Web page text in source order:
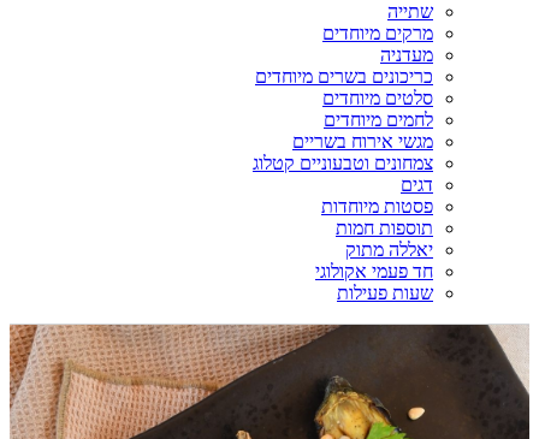
שתייה
מרקים מיוחדים
מעדניה
כריכונים בשרים מיוחדים
סלטים מיוחדים
לחמים מיוחדים
מגשי אירוח בשריים
צמחונים וטבעוניים קטלוג
דגים
פסטות מיוחדות
תוספות חמות
יאללה מתוק
חד פעמי אקולוגי
שעות פעילות